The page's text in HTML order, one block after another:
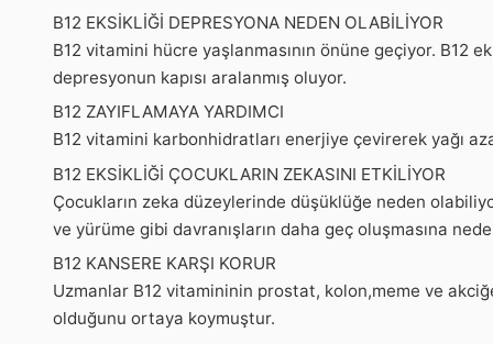
B12 EKSİKLİĞİ DEPRESYONA NEDEN OLABİLİYOR
B12 vitamini hücre yaşlanmasının önüne geçiyor. B12
depresyonun kapısı aralanmış oluyor.
B12 ZAYIFLAMAYA YARDIMCI
B12 vitamini karbonhidratları enerjiye çevirerek yağı
B12 EKSİKLİĞİ ÇOCUKLARIN ZEKASINI ETKİLİYOR
Çocukların zeka düzeylerinde düşüklüğe neden
ve yürüme gibi davranışların daha geç oluşmasına
B12 KANSERE KARŞI KORUR
Uzmanlar B12 vitamininin prostat, kolon,meme ve
olduğunu ortaya koymuştur.